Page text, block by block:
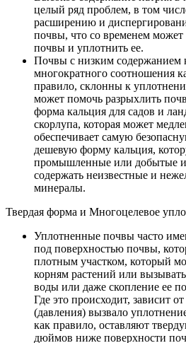
целый ряд проблем, в том
расширению и
почвы, что со временем может
почвы и уплотнить ее.
Почвы с низким содержанием
многократного соотношения
правило, склонны к
может помочь разрыхлить
форма кальция для садов и
скорлупа, которая может
обеспечивает самую
дешевую форму кальция,
промышленные или добытые
содержать неизвестные и
минералы.
Твердая форма и Многоцелевое
Уплотненные почвы часто
под поверхностью почвы,
плотным участком, который
корням растений или
воды или даже скопление ее
Где это происходит, зависит
(давления) вызвало
как правило, оставляют
дюймов ниже поверхности